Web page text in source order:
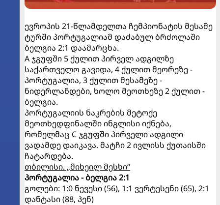
ევროპის 21-წლამდელთა ჩემპიონატის მესამე
ტურში პორტუგალიამ დაძაბულ ბრძოლაში
ბელგია 2:1 დაამარცხა.
A ჯგუფში 5 ქულით პირველ ადგილზე
საქართველო გავიდა, 4 ქულით მეორეზე -
პორტუგალია, 3 ქულით მესამეზე -
ნიდერლანდები, ხოლო მეოთხეზე 2 ქულით -
ბელგია.
პორტუგალიის ნაკრების მეტოქე
მეოთხედფინალში ინგლისი იქნება,
რომელმაც C ჯგუფში პირველი ადგილი
ვადამდე დაიკავა. მატჩი 2 ივლისს ქუთაისში
ჩატარდება.
თბილისი. „მიხეილ მესხი“
პორტუგალია - ბელგია 2:1
გოლები: 1:0 ნევესი (56), 1:1 ვერტესენი (65), 2:1
დანტასი (88, პენ)